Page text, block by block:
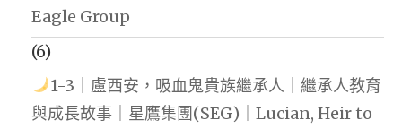
Eagle Group
(6)
1-3｜盧西安，吸血鬼貴族繼承人｜繼承人教育
與成長故事｜星鷹集團(SEG)｜Lucian, Heir to